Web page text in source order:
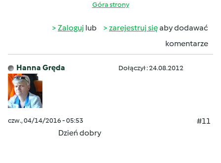
Góra strony
Zaloguj lub zarejestruj sięaby dodawać
komentarze
Hanna Gręda Dołączył : 24.08.2012
czw., 04/14/2016 - 05:53
#11
Dzień dobry